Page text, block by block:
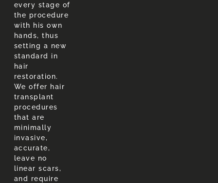
every stage of
the procedure
with his own
hands, thus
setting a new
standard in
hair
restoration.
We offer hair
transplant
procedures
that are
minimally
invasive,
accurate,
leave no
linear scars,
and require